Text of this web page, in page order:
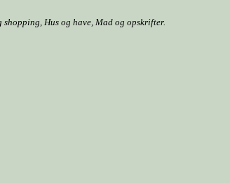
Hus og have, Mad og opskrifter.